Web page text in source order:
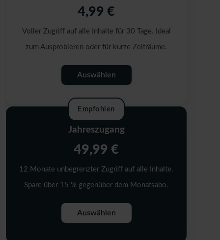
4,99 €
Voller Zugriff auf alle Inhalte für 30 Tage. Ideal
zum Ausprobieren oder für kurze Zeiträume.
Auswählen
Empfohlen
Jahreszugang
49,99 €
12 Monate unbegrenzter Zugriff auf alle Inhalte.
Spare über 15 % gegenüber dem Monatsabo.
Auswählen